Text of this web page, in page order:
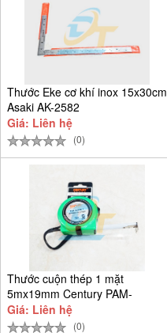
Thước Eke cơ khí inox 15x30cm
Asaki AK-2582
Giá: Liên hệ
(0)
Thước cuộn thép 1 mặt
5mx19mm Century PAM-
CEN5M-T
Giá: Liên hệ
(0)